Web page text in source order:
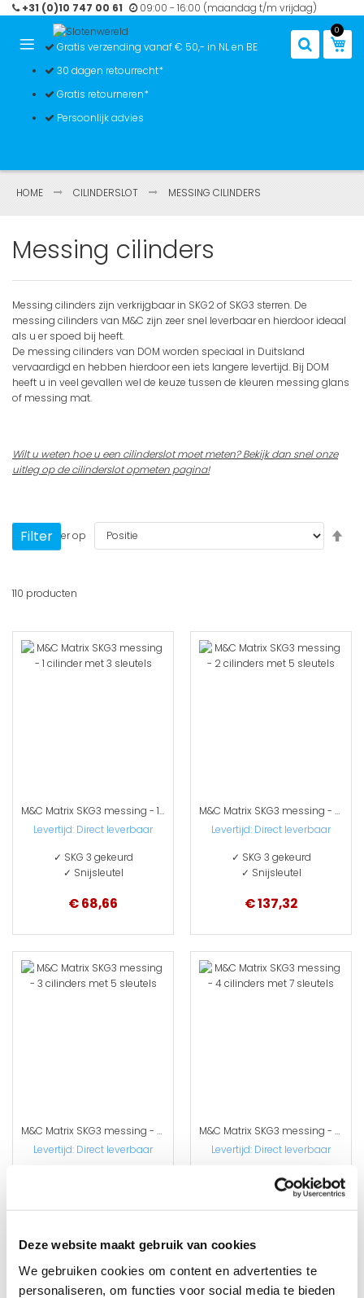
Deze website maakt gebruik van cookies
We gebruiken cookies om content en advertenties te
personaliseren, om functies voor social media te bieden
Ga
de
inhoud
+31 (0)10 747 00 61 09:00 - 16:00 (maandag t/m vrijdag)
0
Gratis verzending vanaf € 50,- in NL en BE
30 dagen retourrecht*
Gratis retourneren*
Persoonlijk advies
HOME CILINDERSLOT MESSING CILINDERS
Messing cilinders
Messing cilinders zijn verkrijgbaar in SKG2 of SKG3 sterren. De
messing cilinders van M&C zijn zeer snel leverbaar en hierdoor ideaal
als u er spoed bij heeft.
De messing cilinders van DOM worden speciaal in Duitsland
vervaardigd en hebben hierdoor een iets langere levertijd. Bij DOM
heeft u in veel gevallen wel de keuze tussen de kleuren messing glans
of messing mat.
Wilt u weten hoe u een cilinderslot moet meten? Bekijk dan snel onze
uitleg op decilinderslot opmeten pagina!
Filter
110 producten
Sorteer op
M&C Matrix SKG3 messing - 1 cilinder met 3 sleutels
Levertijd: Direct leverbaar
✓ SKG 3 gekeurd
✓ Snijsleutel
€ 68,66
M&C Matrix SKG3 messing - 2 cilinders met 5 sleutels
Levertijd: Direct leverbaar
✓ SKG 3 gekeurd
✓ Snijsleutel
€ 137,32
M&C Matrix SKG3 messing - 3 cilinders met 5 sleutels
Levertijd: Direct leverbaar
M&C Matrix SKG3 messing - 4 cilinders met 7 sleutels
Levertijd: Direct leverbaar
✓ SKG 3 gekeurd
✓ Snijsleutel